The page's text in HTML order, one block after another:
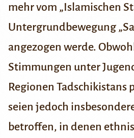
mehr vom „Islamischen
Untergrundbewegung
angezogen werde.
Stimmungen unter
Regionen Tadschikistans
seien jedoch
betroffen, in denen